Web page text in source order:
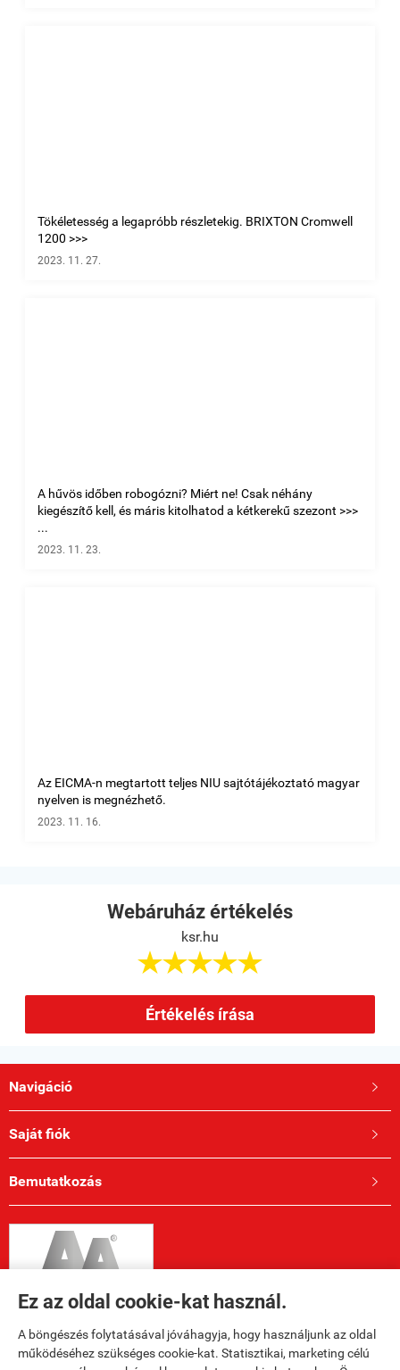
Ez az oldal cookie-kat használ.
A böngészés folytatásával jóváhagyja, hogy használjunk az oldal
működéséhez szükséges cookie-kat. Statisztikai, marketing célú
Tökéletesség a legapróbb részletekig. BRIXTON Cromwell
1200 >>>
2023. 11. 27.
A hűvös időben robogózni? Miért ne! Csak néhány
kiegészítő kell, és máris kitolhatod a kétkerekű szezont >>>
...
2023. 11. 23.
Az EICMA-n megtartott teljes NIU sajtótájékoztató magyar
nyelven is megnézhető.
2023. 11. 16.
Webáruház értékelés
ksr.hu

Értékelés írása
Navigáció 
Saját fiók 
Bemutatkozás 